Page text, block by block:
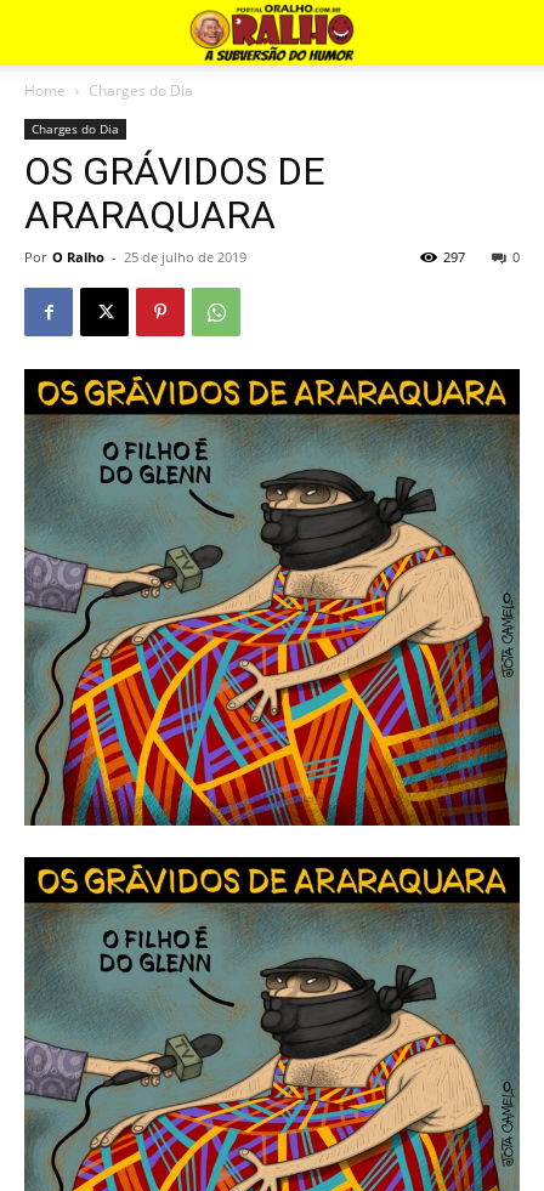
Home Charges do Dia
Charges do Dia
OS GRÁVIDOS DE
ARARAQUARA
Por O Ralho - 25 de julho de 2019 0
297